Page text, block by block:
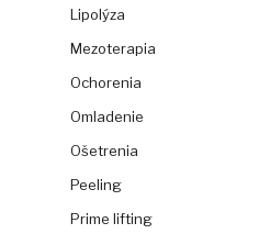
Lipolýza
Mezoterapia
Ochorenia
Omladenie
Ošetrenia
Peeling
Prime lifting